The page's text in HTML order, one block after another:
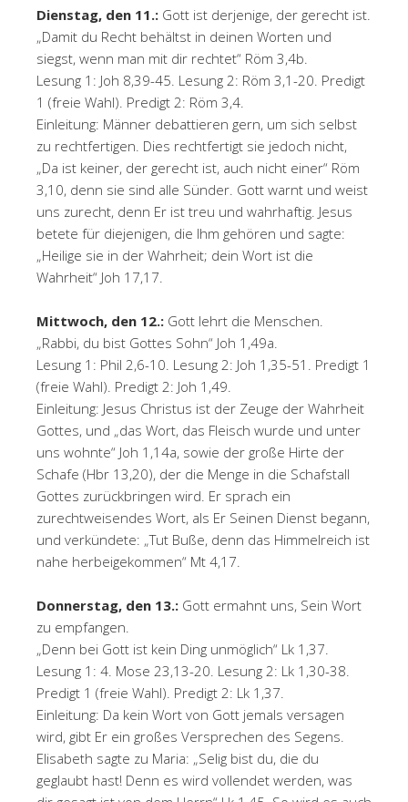
Dienstag, den 11.: Gott ist derjenige, der gerecht ist.
„Damit du Recht behältst in deinen Worten und
siegst, wenn man mit dir rechtet“ Röm 3,4b.
Lesung 1: Joh 8,39-45. Lesung 2: Röm 3,1-20. Predigt
1 (freie Wahl). Predigt 2: Röm 3,4.
Einleitung: Männer debattieren gern, um sich selbst
zu rechtfertigen. Dies rechtfertigt sie jedoch nicht,
„Da ist keiner, der gerecht ist, auch nicht einer“ Röm
3,10, denn sie sind alle Sünder. Gott warnt und weist
uns zurecht, denn Er ist treu und wahrhaftig. Jesus
betete für diejenigen, die Ihm gehören und sagte:
„Heilige sie in der Wahrheit; dein Wort ist die
Wahrheit“ Joh 17,17.
Mittwoch, den 12.: Gott lehrt die Menschen.
„Rabbi, du bist Gottes Sohn“ Joh 1,49a.
Lesung 1: Phil 2,6-10. Lesung 2: Joh 1,35-51. Predigt 1
(freie Wahl). Predigt 2: Joh 1,49.
Einleitung: Jesus Christus ist der Zeuge der Wahrheit
Gottes, und „das Wort, das Fleisch wurde und unter
uns wohnte“ Joh 1,14a, sowie der große Hirte der
Schafe (Hbr 13,20), der die Menge in die Schafstall
Gottes zurückbringen wird. Er sprach ein
zurechtweisendes Wort, als Er Seinen Dienst begann,
und verkündete: „Tut Buße, denn das Himmelreich ist
nahe herbeigekommen“ Mt 4,17.
Donnerstag, den 13.: Gott ermahnt uns, Sein Wort
zu empfangen.
„Denn bei Gott ist kein Ding unmöglich“ Lk 1,37.
Lesung 1: 4. Mose 23,13-20. Lesung 2: Lk 1,30-38.
Predigt 1 (freie Wahl). Predigt 2: Lk 1,37.
Einleitung: Da kein Wort von Gott jemals versagen
wird, gibt Er ein großes Versprechen des Segens.
Elisabeth sagte zu Maria: „Selig bist du, die du
geglaubt hast! Denn es wird vollendet werden, was